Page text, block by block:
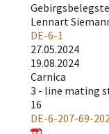
Lennart
DE-6-1
27.05.2024
19.08.2024
Carnica
3 - line mating
16
DE-6-207-69-